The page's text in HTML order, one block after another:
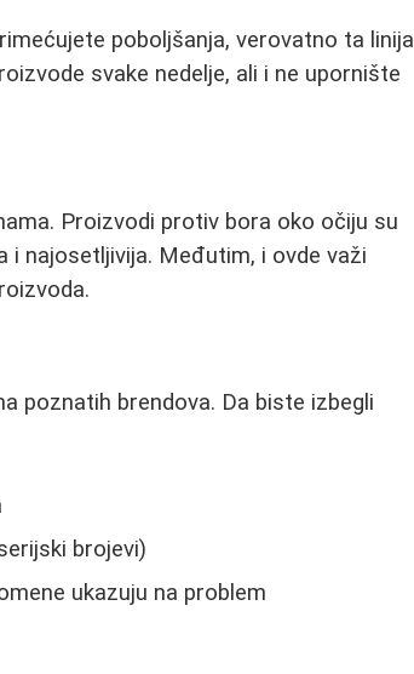
poboljšanja, verovatno ta linija
svake nedelje, ali i ne upornište
Proizvodi protiv bora oko očiju su
i najosetljivija. Međutim, i ovde važi
poznatih brendova. Da biste izbegli
brojevi)
ukazuju na problem